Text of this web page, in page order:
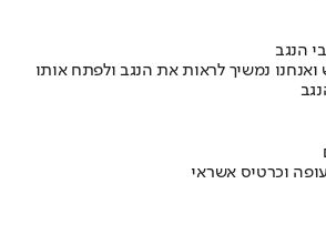
נמשיך לראות את הנגב ולפתח אותו